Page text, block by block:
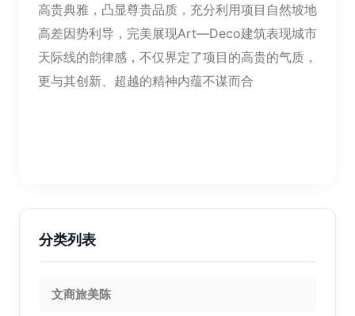
高贵典雅，凸显尊贵品质，充分利用项目自然坡地
高差因势利导，完美展现Art—Deco建筑表现城市
天际线的韵律感，不仅界定了项目的高贵的气质，
更与其创新、超越的精神内蕴不谋而合
分类列表
文商旅美陈